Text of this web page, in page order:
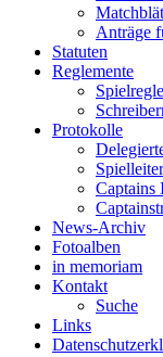
Anträge
Statuten
Reglemente
Protokolle
Captains
News-Archiv
Fotoalben
in memoriam
Kontakt
Suche
Links